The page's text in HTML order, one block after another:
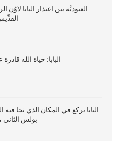
العبوديَّة بين اعتذار البابا
البابا: حياة الله
البابا يركع في المكان الذي نجا فيه
بولس الثاني